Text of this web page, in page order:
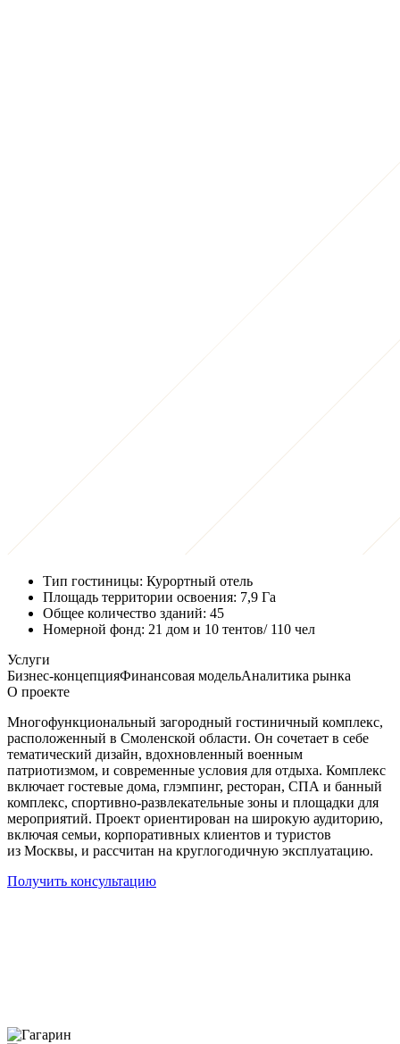
Тип гостиницы: Курортный отель
Площадь территории освоения: 7,9 Га
Общее количество зданий: 45
Номерной фонд: 21 дом и 10 тентов/ 110 чел
Услуги
Бизнес-концепцияФинансовая модельАналитика рынка
О проекте
Многофункциональный загородный гостиничный комплекс,
расположенный в Смоленской области. Он сочетает в себе
тематический дизайн, вдохновленный военным
патриотизмом, и современные условия для отдыха. Комплекс
включает гостевые дома, глэмпинг, ресторан, СПА и банный
комплекс, спортивно-развлекательные зоны и площадки для
мероприятий. Проект ориентирован на широкую аудиторию,
включая семьи, корпоративных клиентов и туристов
из Москвы, и рассчитан на круглогодичную эксплуатацию.
Получить консультацию